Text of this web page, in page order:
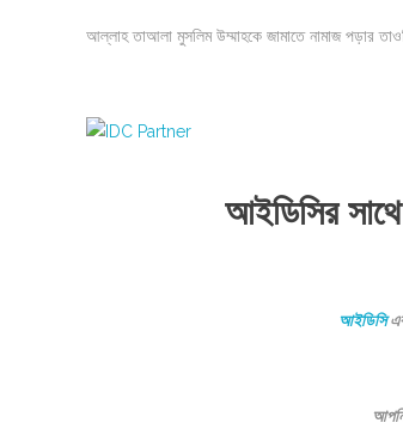
আল্লাহ তাআলা মুসলিম উম্মাহকে জামাতে নামাজ পড়ার
আইডিসির
আইডিসি